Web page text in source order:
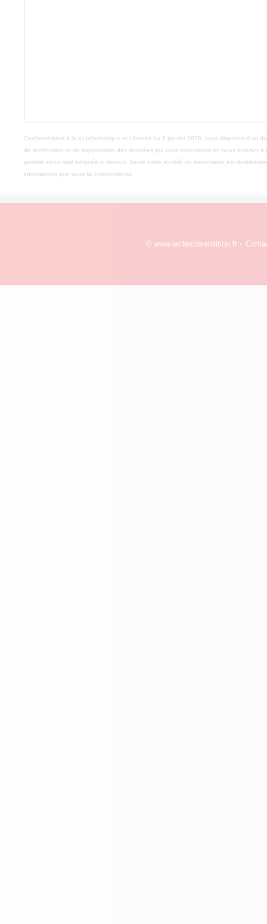
Conformément à la loi Informatique et Libertés du 6 janvier 1978, vous disposez d'un
de rectification et de suppression des données qui vous concernent en nous écrivant à
postale et/ou mail indiquée ci dessus. Seule notre société ou association est
informations que vous lui communiquez.
© www.leclercdemolition.fr -